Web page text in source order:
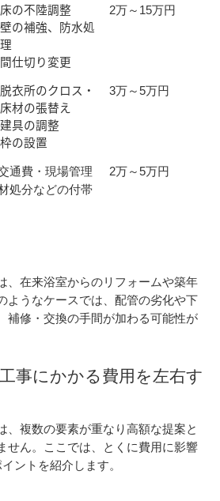
床の不陸調整
壁の補強、防水処
理
間仕切り変更
2万～15万円
脱衣所のクロス・
床材の張替え
建具の調整
枠の設置
3万～5万円
通費・現場管理
処分などの付帯
2万～5万円
、在来浴室からのリフォームや築年
ようなケースでは、配管の劣化や下
補修・交換の手間が加わる可能性が
事にかかる費用を左右す
、複数の要素が重なり高額な提案と
せん。ここでは、とくに費用に影響
ントを紹介します。